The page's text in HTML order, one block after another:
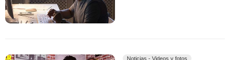
Noticias - Videos y fotos